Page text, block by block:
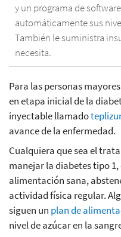
y un programa de
automáticamente sus
También le suministra
necesita.
Para las personas
en etapa inicial de la
inyectable llamado
avance de la enfermedad.
Cualquiera que sea el
manejar la diabetes tipo
alimentación sana,
actividad física regular.
siguen un plan de
nivel de azúcar en la